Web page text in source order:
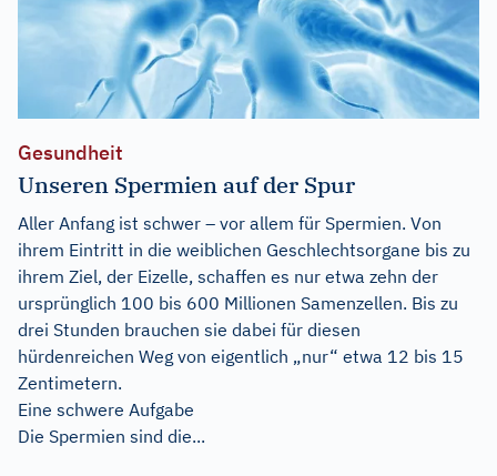
Gesundheit
Unseren Spermien auf der Spur
Aller Anfang ist schwer – vor allem für Spermien. Von
ihrem Eintritt in die weiblichen Geschlechtsorgane bis zu
ihrem Ziel, der Eizelle, schaffen es nur etwa zehn der
ursprünglich 100 bis 600 Millionen Samenzellen. Bis zu
drei Stunden brauchen sie dabei für diesen
hürdenreichen Weg von eigentlich „nur“ etwa 12 bis 15
Zentimetern.
Eine schwere Aufgabe
Die Spermien sind die...